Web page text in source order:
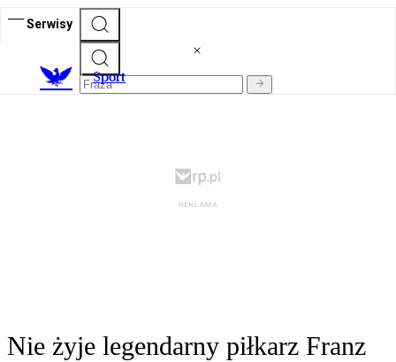
Serwisy
Sport
Nie żyje legendarny piłkarz Franz